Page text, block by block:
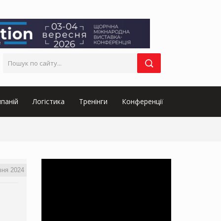
Логістика Тренінги Конференції
2024